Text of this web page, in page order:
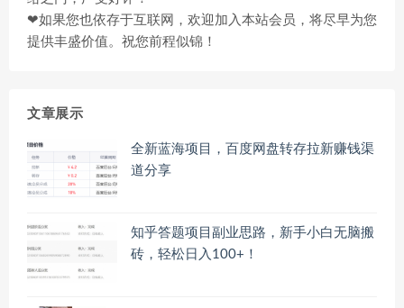
❤如果您也依存于互联网，欢迎加入本站会员，将尽早为您
提供丰盛价值。祝您前程似锦！
文章展示
全新蓝海项目，百度网盘转存拉新赚钱渠
道分享
知乎答题项目副业思路，新手小白无脑搬
砖，轻松日入100+！